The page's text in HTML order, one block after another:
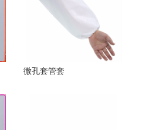
微孔套管套